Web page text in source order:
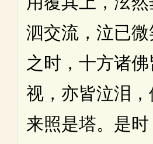
泗交流，泣已
之时，十方诸
视，亦皆泣泪，
来照是塔。是